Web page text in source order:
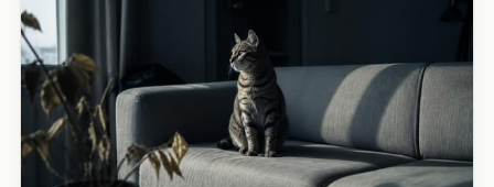
Animales
Lifestyle
Actualidad